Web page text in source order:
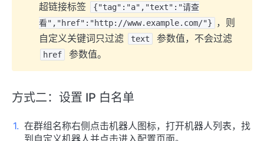
超链接标签
{"tag":"a","text":"请查
看","href":"http://www.example.com/"}
，则
自定义关键词只过滤
text 参数值，不会过滤
href 参数值。
方式二：设置 IP 白名单
在群组名称右侧点击机器人图标，打开机器人列表，找